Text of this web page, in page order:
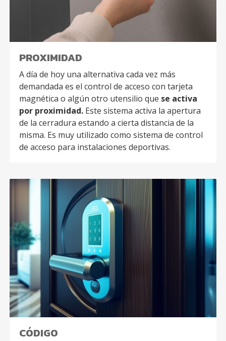
PROXIMIDAD
A día de hoy una alternativa cada vez más
demandada es el control de acceso con tarjeta
magnética o algún otro utensilio que se activa
por proximidad.Este sistema activa la apertura
de la cerradura estando a cierta distancia de la
misma. Es muy utilizado como sistema de control
de acceso para instalaciones deportivas.
CÓDIGO